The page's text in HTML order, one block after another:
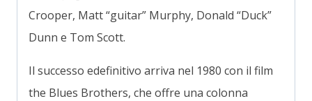
Crooper, Matt “guitar” Murphy, Donald “Duck”
Dunn e Tom Scott.
Il successo edefinitivo arriva nel 1980 con il film
the Blues Brothers, che offre una colonna